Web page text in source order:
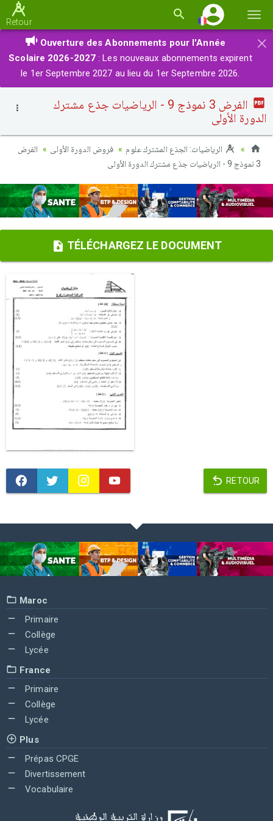
la
Retour
×
Ouverture des Abonnements pour l'Année
Scolaire 2026-2027 : Les nouveaux abonnements expirent
le 1er Septembre 2027 au lieu du 1er Septembre 2026.
الفرض 3 نموذج 9 - الرياضيات جذع مشترك
الدورة الأولى
الرياضيات: الجذع المشترك علوم فروض الدورة الأولى
الفرض
3 نموذج 9 - الرياضيات جذع مشترك الدورة الأولى
TÉLÉCHARGEZ LE DOCUMENT
RETOUR
Maroc
Primaire
Collège
Lycée
France
Primaire
Collège
Lycée
Plus
Prépas CPGE
Divertissement
Vocabulaire